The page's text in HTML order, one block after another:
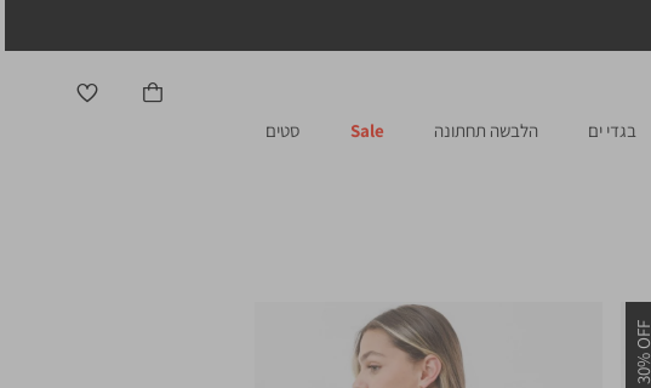
בגדי ים הלבשה תחתונה Sale סטים
30% OFF